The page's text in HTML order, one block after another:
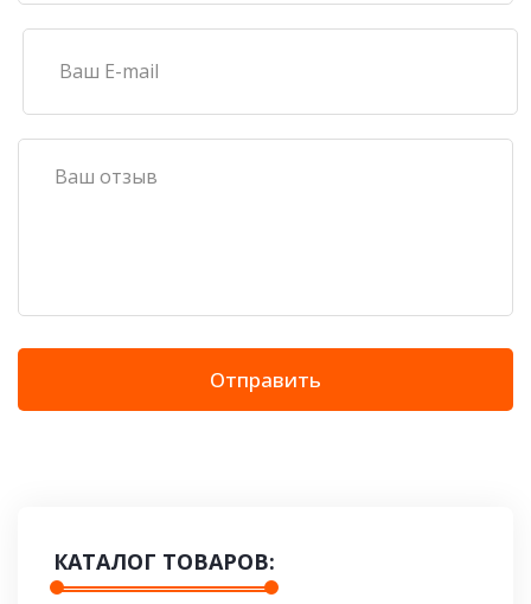
Отправить
КАТАЛОГ ТОВАРОВ: